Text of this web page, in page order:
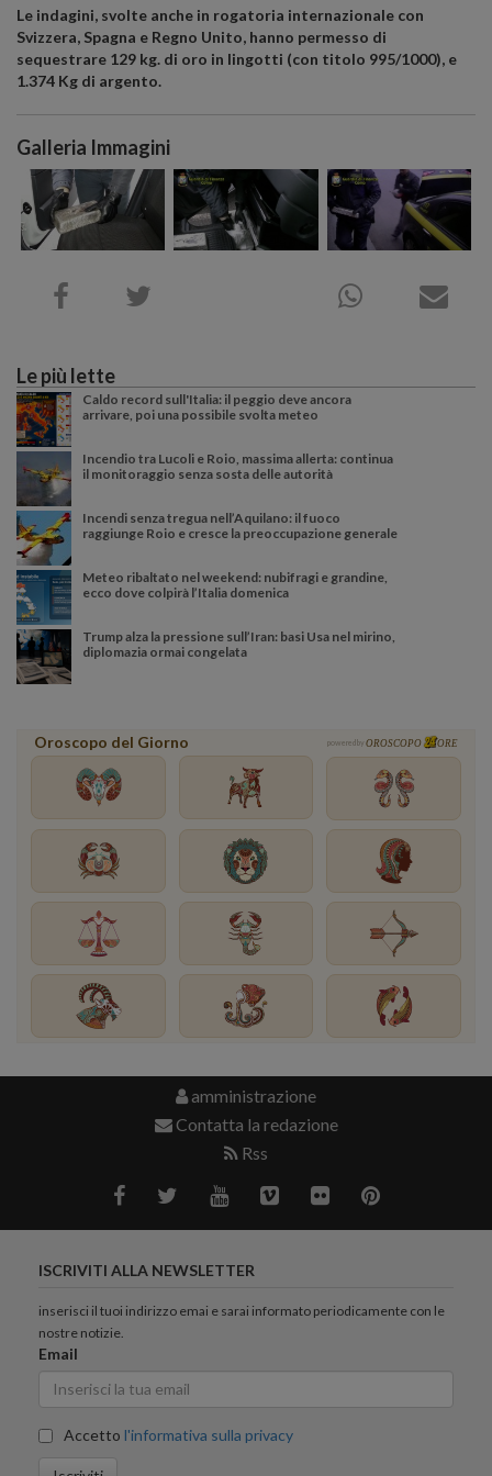
Le indagini, svolte anche in rogatoria internazionale con
Svizzera, Spagna e Regno Unito, hanno permesso di
sequestrare 129 kg. di oro in lingotti (con titolo 995/1000), e
1.374 Kg di argento.
Galleria Immagini
Le più lette
Caldo record sull'Italia: il peggio deve ancora
arrivare, poi una possibile svolta meteo
Incendio tra Lucoli e Roio, massima allerta: continua
il monitoraggio senza sosta delle autorità
Incendi senza tregua nell’Aquilano: il fuoco
raggiunge Roio e cresce la preoccupazione generale
Meteo ribaltato nel weekend: nubifragi e grandine,
ecco dove colpirà l’Italia domenica
Trump alza la pressione sull’Iran: basi Usa nel mirino,
diplomazia ormai congelata
Oroscopo del Giorno powered by OROSCOPO ORE
amministrazione
Contatta la redazione
Rss
ISCRIVITI ALLA NEWSLETTER
inserisci il tuoi indirizzo emai e sarai informato periodicamente con le
nostre notizie.
Email
Accetto l'informativa sulla privacy